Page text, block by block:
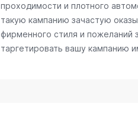
проходимости и плотного
такую кампанию зачастую
фирменного стиля и пожеланий
таргетировать вашу кампанию